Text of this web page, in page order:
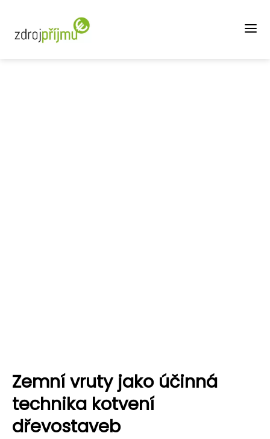
Zemní vruty jako účinná
technika kotvení
dřevostaveb